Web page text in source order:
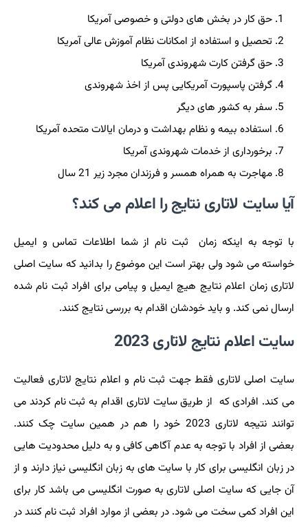
حق کار در بخش های دولتی و خصوصی آمریکا
تحصیل و استفاده از امکانات نظام آموزش عالی آمریکا
حق گرفتن کارت شهروندی آمریکا
گرفتن پاسپورت آمریکایی پس از اخذ شهروندی
سفر به کشور های دیگر
استفاده بیمه و نظام بهداشت و درمان ایالات متحده آمریکا
برخورداری از خدمات شهروندی آمریکا
مهاجرت به همراه همسر و فرزندان مجرد زیر 21 سال
آیا سایت لاتاری نتایج را اعلام می کند؟
با توجه به اینکه زمان ثبت نام از شما اطلاعات تماس و ایمیل
خواسته می شود ولی بهتر است این موضوع را بدانید که سایت اصلی
لاتاری زمان اعلام نتایج هیچ ایمیل و پیامی برای افراد ثبت نام شده
ارسال نمی کند. و باید خودشان اقدام به بررسی نتایج کنند.
سایت اعلام نتایج لاتاری 2023
سایت اصلی لاتاری فقط جهت ثبت نام و اعلام نتایج لاتاری فعالیت
می کند. افرادی که از طریق سایت لاتاری اقدام به ثبت نام کردند می
توانند نتیجه لاتاری 2023 خود را هم در همین سایت چک کنند.
بعضی از افراد با توجه به عدم آگاهی کافی و به دلیل محدودیت هایی
در زبان انگلیسی برای کار با سایت های به زبان انگلیسی نیاز دارند و از
آن جایی که سایت اصلی لاتاری به صورت انگلیسی می باشد کار برای
این افراد کمی سخت می شود. در بعضی از موارد افراد ثبت نام کنند در